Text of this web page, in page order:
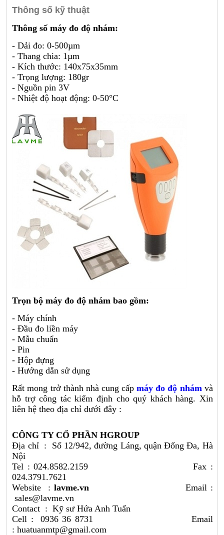
Thông số kỹ thuật
Thông số máy đo độ nhám:
- Dải đo: 0-500µm
- Thang chia: 1µm
- Kích thước: 140x75x35mm
- Trọng lượng: 180gr
- Nguồn pin 3V
- Nhiệt độ hoạt động: 0-50°C
Trọn bộ máy đo độ nhám bao gồm:
- Máy chính
- Đầu đo liền máy
- Mẫu chuẩn
- Pin
- Hộp đựng
- Hướng dẫn sử dụng
Rất mong trở thành nhà cung cấpmáy đo độ nhám và
hỗ trợ công tác kiểm định cho quý khách hàng. Xin
liên hệ theo địa chỉ dưới đây :
CÔNG TY CỔ PHẦN HGROUP
Địa chỉ : Số 12/942, đường Láng, quận Đống Đa, Hà
Nội
Tel : 024.8582.2159 Fax :
024.3791.7621
Website : lavme.vn Email :
sales@lavme.vn
Contact : Kỹ sư Hứa Anh Tuấn
Cell : 0936 36 8731 Email
: huatuanmtp@gmail.com